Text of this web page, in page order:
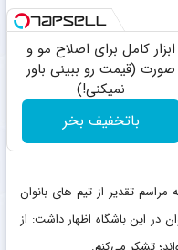
ابزار کامل برای اصلاح مو و
صورت (قیمت رو ببینی باور
نمیکنی!)
باتخفیف بخر
مراسم تقدیر از تیم های بانوان
در این باشگاه اظهار داشت: از